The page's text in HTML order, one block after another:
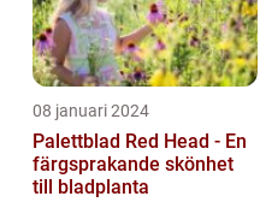
08 januari 2024
Palettblad Red Head - En
färgsprakande skönhet
till bladplanta